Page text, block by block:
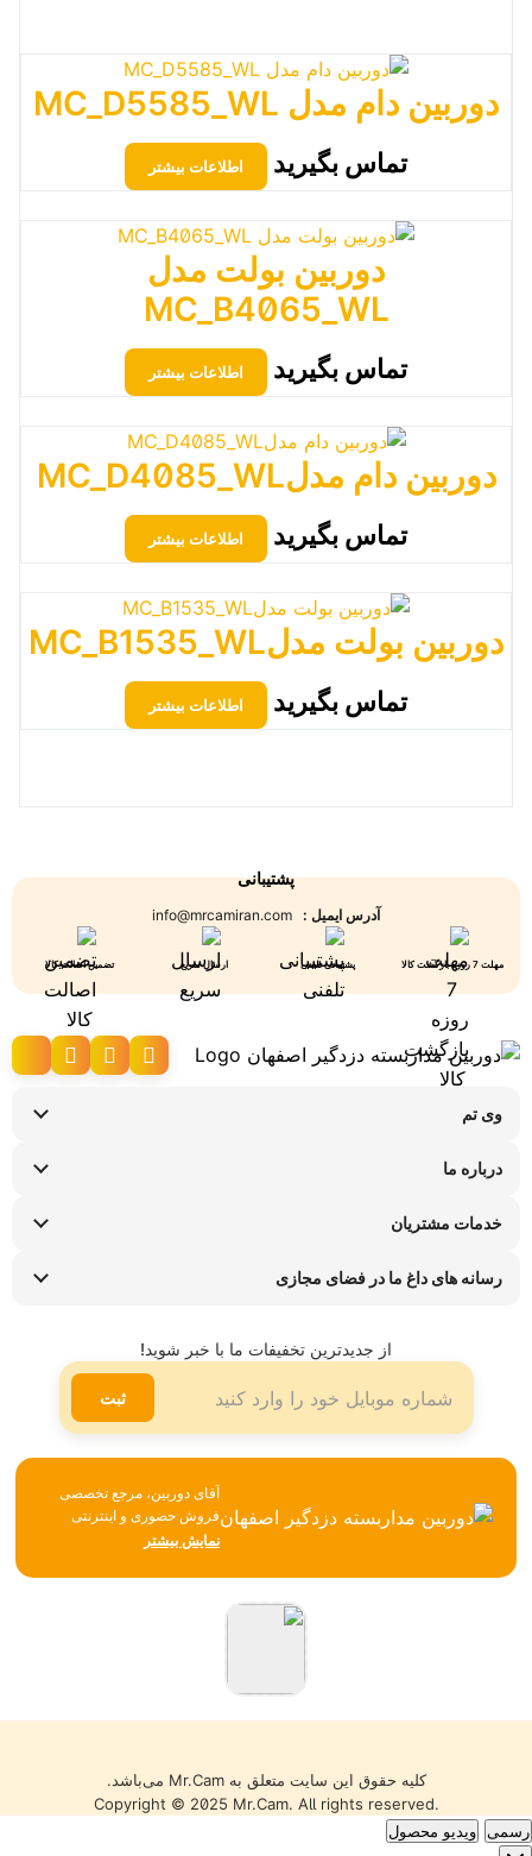
دوربین دام مدل MC_D5585_WL
تماس بگیرید اطلاعات بیشتر
دوربین بولت مدل
MC_B4065_WL
تماس بگیرید اطلاعات بیشتر
دوربین دام مدلMC_D4085_WL
تماس بگیرید اطلاعات بیشتر
دوربین بولت مدلMC_B1535_WL
تماس بگیرید اطلاعات بیشتر
پشتیبانی
آدرس ایمیل :
مهلت 7 روزه بازگشت کالا پشتیبانی تلفنی ارسال سریع تضمین اصالت کالا
وی تم
شرایط عودت کالا
پیگیری سفارش
درباره ما
تماس با ما
فروشگاه های حضوری
خدمات مشتریان
ضمانت هفت روزه وی تم
رسانه های داغ ما در فضای مجازی
لینکدین
از جدیدترین تخفیفات ما با خبر شوید!
ثبت
آقای دوربین، مرجع تخصصی
فروش حضوری و اینترنتی
تجهیزات نظارتی، امنیتی و
تکیه بر تجربه، مشاوره
قیمت مناسب عرضه می‌شوند
نمایش بیشتر
کلیه حقوق این سایت متعلق به Mr.Cam می‌باشد.
Copyright © 2025 Mr.Cam. All rights reserved.
رسمی
ویدیو محصول